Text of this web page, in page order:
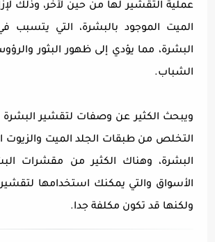
عملية التقشير لها من حين لآخر، وذلك
الميت الموجود بالبشرة، التي يتسبب
البشرة، مما يؤدي إلى ظهور البثور
الشباب.
ويبحث الكثير عن وصفات لتقشير البشرة
التخلص من طبقات الجلد الميت والزيوت
البشرة، وهناك الكثير من مقشرات
الأسواق والتي يمكنك استخدامها لتقشير
ولكنها قد تكون مكلفة جدا.